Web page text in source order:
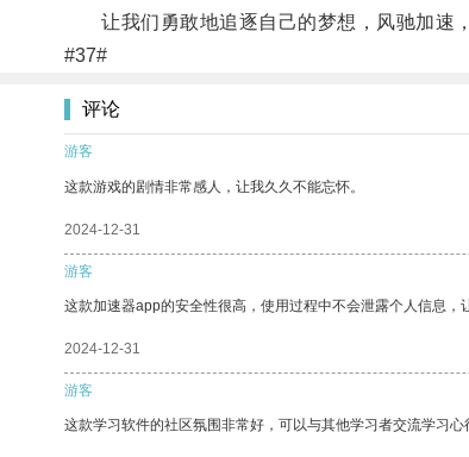
让我们勇敢地追逐自己的梦想，风驰加速，
#37#
评论
游客
这款游戏的剧情非常感人，让我久久不能忘怀。
2024-12-31
游客
这款加速器app的安全性很高，使用过程中不会泄露个人信息，
2024-12-31
游客
这款学习软件的社区氛围非常好，可以与其他学习者交流学习心